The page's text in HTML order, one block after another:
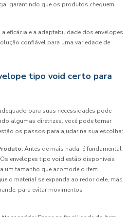
garantindo que os produtos cheguem
eficácia e a adaptabilidade dos envelopes
confiável para uma variedade de
tipo void certo para
para suas necessidades pode
algumas diretrizes, você pode tomar
os passos para ajudar na sua escolha:
Antes de mais nada, é fundamental
envelopes tipo void estão disponíveis
um tamanho que acomode o item
o material se expanda ao redor dele, mas
para evitar movimentos